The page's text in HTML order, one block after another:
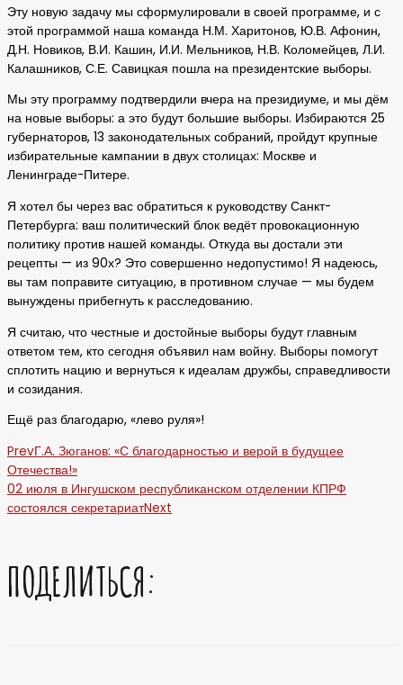
Эту новую задачу мы сформулировали в своей программе, и с
этой программой наша команда Н.М. Харитонов, Ю.В. Афонин,
Д.Н. Новиков, В.И. Кашин, И.И. Мельников, Н.В. Коломейцев, Л.И.
Калашников, С.Е. Савицкая пошла на президентские выборы.
Мы эту программу подтвердили вчера на президиуме, и мы дём
на новые выборы: а это будут большие выборы. Избираются 25
губернаторов, 13 законодательных собраний, пройдут крупные
избирательные кампании в двух столицах: Москве и
Ленинграде-Питере.
Я хотел бы через вас обратиться к руководству Санкт-
Петербурга: ваш политический блок ведёт провокационную
политику против нашей команды. Откуда вы достали эти
рецепты — из 90х? Это совершенно недопустимо! Я надеюсь,
вы там поправите ситуацию, в противном случае — мы будем
вынуждены прибегнуть к расследованию.
Я считаю, что честные и достойные выборы будут главным
ответом тем, кто сегодня объявил нам войну. Выборы помогут
сплотить нацию и вернуться к идеалам дружбы, справедливости
и созидания.
Ещё раз благодарю, «лево руля»!
PrevГ.А. Зюганов: «С благодарностью и верой в будущее
Отечества!»
02 июля в Ингушском республиканском отделении КПРФ
состоялся секретариатNext
ПОДЕЛИТЬСЯ: